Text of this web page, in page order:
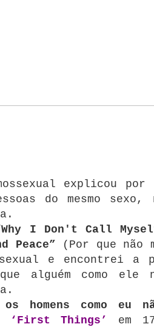
explicou por
do mesmo sexo,
I Don't Call
Peace” (Por que não
e encontrei a
alguém como ele
homens como eu
‘First Things’
em